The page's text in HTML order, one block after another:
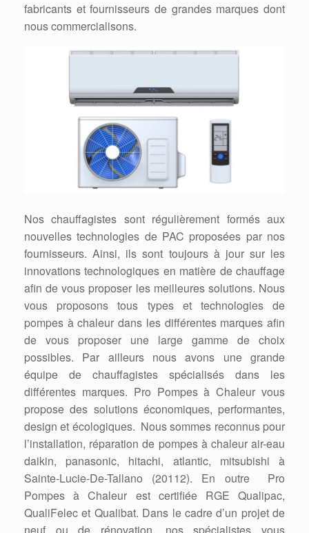
fabricants et fournisseurs de grandes marques dont
nous commercialisons.
Nos chauffagistes sont régulièrement formés aux
nouvelles technologies de PAC proposées par nos
fournisseurs. Ainsi, ils sont toujours à jour sur les
innovations technologiques en matière de chauffage
afin de vous proposer les meilleures solutions. Nous
vous proposons tous types et technologies de
pompes à chaleur dans les différentes marques afin
de vous proposer une large gamme de choix
possibles. Par ailleurs nous avons une grande
équipe de chauffagistes spécialisés dans les
différentes marques. Pro Pompes à Chaleur vous
propose des solutions économiques, performantes,
design et écologiques. Nous sommes reconnus pour
l’installation, réparation de pompes à chaleur air-eau
daikin, panasonic, hitachi, atlantic, mitsubishi à
Sainte-Lucie-De-Tallano (20112). En outre Pro
Pompes à Chaleur est certifiée RGE Qualipac,
QualiFelec et Qualibat. Dans le cadre d’un projet de